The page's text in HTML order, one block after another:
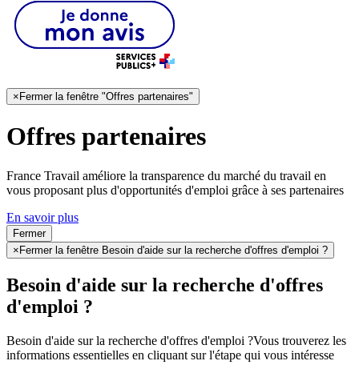
× Fermer la fenêtre "Offres partenaires"
Offres partenaires
France Travail améliore la transparence du marché du travail en
vous proposant plus d'opportunités d'emploi grâce à ses partenaires
En savoir plus
Fermer
× Fermer la fenêtre Besoin d'aide sur la recherche d'offres d'emploi ?
Besoin d'aide sur la recherche d'offres
d'emploi ?
Besoin d'aide sur la recherche d'offres d'emploi ?Vous trouverez les
informations essentielles en cliquant sur l'étape qui vous intéresse